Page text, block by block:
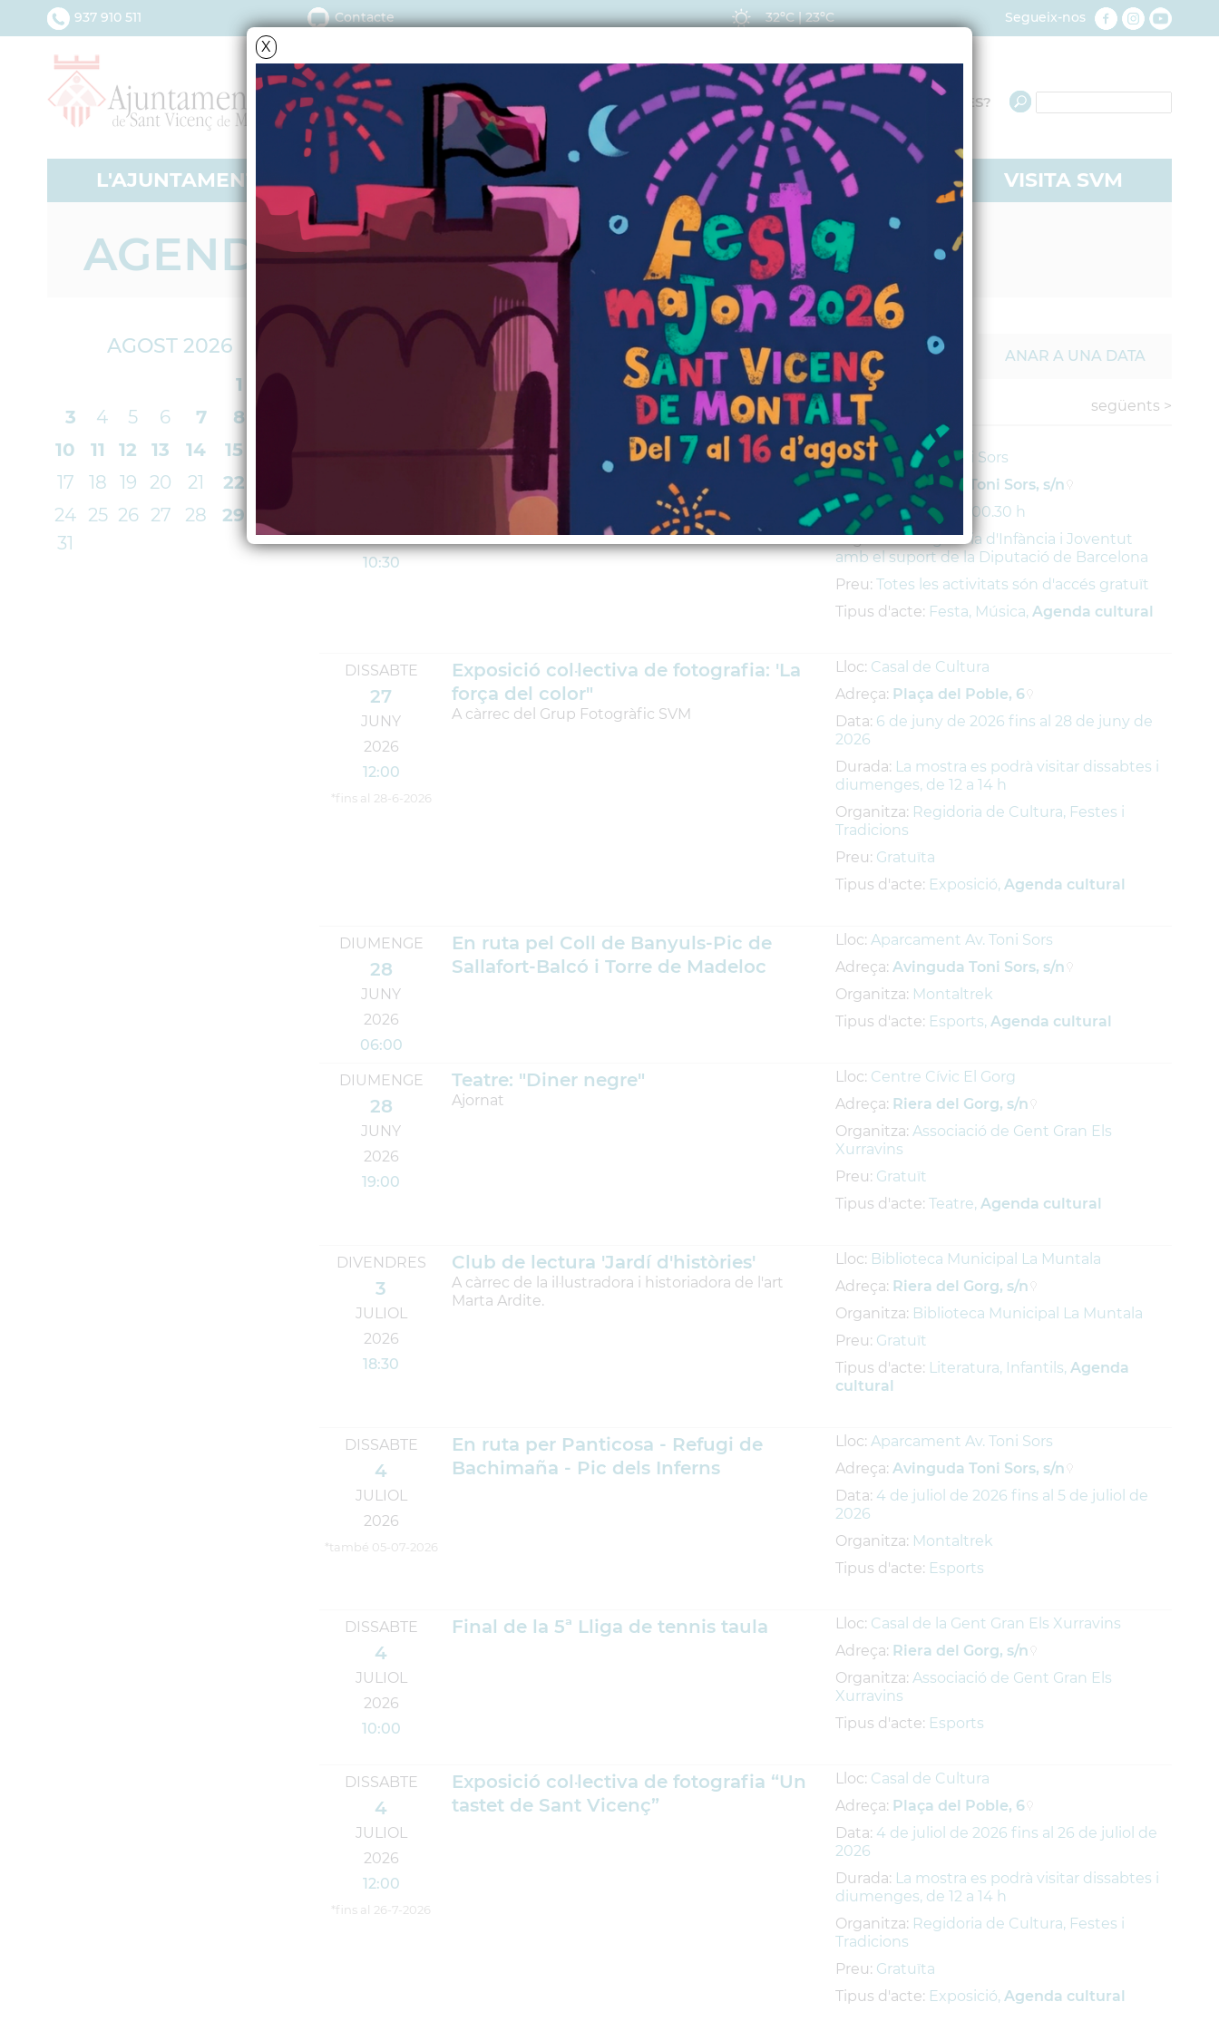
X
L'AJUNTAMENT SERVEIS ACTUALITAT VIURE A SVM VISITA SVM
QUÈ NECESSITES?
937 910 511 Contacte 32ºC|23ºC Segueix-nos
AGENDA
AGOST 2026
1
3
4 5 6 7 8
10
11 12 13 14 15
17
18 19 20 21 22
24 25 26 27 28 29
30
31
TRIAR PER ÀREES TRIAR PER TIPUS D'ACTES ANAR A UNA DATA
següents >
2026
10:30
Encén l'estiu!
Una jornada d'activitats adreçades al jovent per
celebrar l´inici de l'estiu
Lloc: Avinguda Toni Sors
Adreça:
Avinguda Toni Sors, s/n
Durada:
De 10.30 a 00.30 h
Organitza: Regidoria d'Infància i Joventut
amb el suport de la Diputació de Barcelona
Preu: Totes les activitats són d'accés gratuït
Tipus d'acte: Festa, Música, Agenda cultural
DISSABTE
27
JUNY
2026
12:00
*fins al 28-6-2026
Exposició col·lectiva de fotografia: 'La
força del color"
A càrrec del Grup Fotogràfic SVM
Lloc: Casal de Cultura
Adreça: Plaça del Poble, 6
Data: 6 de juny de 2026 fins al 28 de juny de
2026
Durada: La mostra es podrà visitar dissabtes i
diumenges, de 12 a 14 h
Organitza: Regidoria de Cultura, Festes i
Tradicions
Preu: Gratuïta
Tipus d'acte: Exposició, Agenda cultural
DIUMENGE
28
JUNY
2026
06:00
En ruta pel Coll de Banyuls-Pic de
Sallafort-Balcó i Torre de Madeloc
Lloc: Aparcament Av. Toni Sors
Adreça: Avinguda Toni Sors, s/n
Organitza: Montaltrek
Tipus d'acte: Esports, Agenda cultural
DIUMENGE
28
JUNY
2026
19:00
Teatre: "Diner negre"
Ajornat
Lloc: Centre Cívic El Gorg
Adreça: Riera del Gorg, s/n
Organitza: Associació de Gent Gran Els
Xurravins
Preu: Gratuït
Tipus d'acte: Teatre, Agenda cultural
DIVENDRES
3
JULIOL
2026
18:30
Club de lectura 'Jardí d'històries'
A càrrec de la il·lustradora i historiadora de l'art
Marta Ardite.
Lloc: Biblioteca Municipal La Muntala
Adreça: Riera del Gorg, s/n
Organitza: Biblioteca Municipal La Muntala
Preu: Gratuït
Tipus d'acte: Literatura, Infantils, Agenda
cultural
DISSABTE
4
JULIOL
2026
*també 05-07-2026
En ruta per Panticosa - Refugi de
Bachimaña - Pic dels Inferns
Lloc: Aparcament Av. Toni Sors
Adreça: Avinguda Toni Sors, s/n
Data: 4 de juliol de 2026 fins al 5 de juliol de
2026
Organitza: Montaltrek
Tipus d'acte: Esports
DISSABTE
4
JULIOL
2026
10:00
Final de la 5ª Lliga de tennis taula Lloc: Casal de la Gent Gran Els Xurravins
Adreça: Riera del Gorg, s/n
Organitza: Associació de Gent Gran Els
Xurravins
Tipus d'acte: Esports
DISSABTE
4
JULIOL
2026
12:00
*fins al 26-7-2026
Exposició col·lectiva de fotografia “Un
tastet de Sant Vicenç”
Lloc: Casal de Cultura
Adreça: Plaça del Poble, 6
Data: 4 de juliol de 2026 fins al 26 de juliol de
2026
Durada: La mostra es podrà visitar dissabtes i
diumenges, de 12 a 14 h
Organitza: Regidoria de Cultura, Festes i
Tradicions
Preu: Gratuïta
Tipus d'acte: Exposició, Agenda cultural